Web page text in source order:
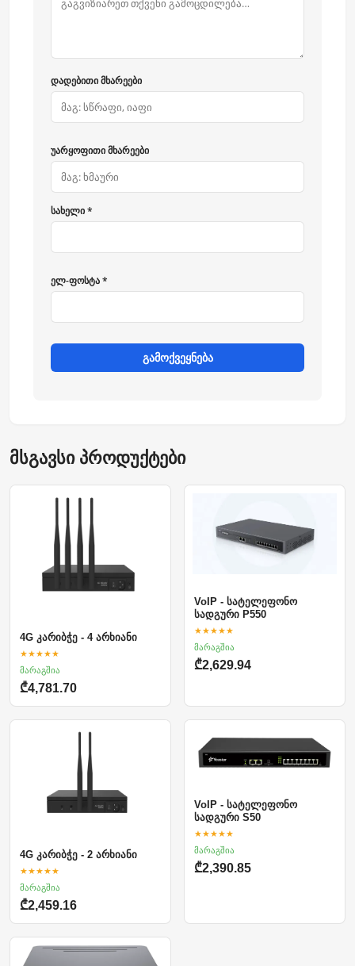
დადებითი მხარეები
უარყოფითი მხარეები
სახელი *
ელ-ფოსტა *
გამოქვეყნება
მსგავსი პროდუქტები
4G კარიბჭე - 4 არხიანი
★★★★★
მარაგშია
₾4,781.70
VoIP - სატელეფონო
სადგური P550
★★★★★
მარაგშია
₾2,629.94
4G კარიბჭე - 2 არხიანი
★★★★★
მარაგშია
₾2,459.16
VoIP - სატელეფონო
სადგური S50
★★★★★
მარაგშია
₾2,390.85